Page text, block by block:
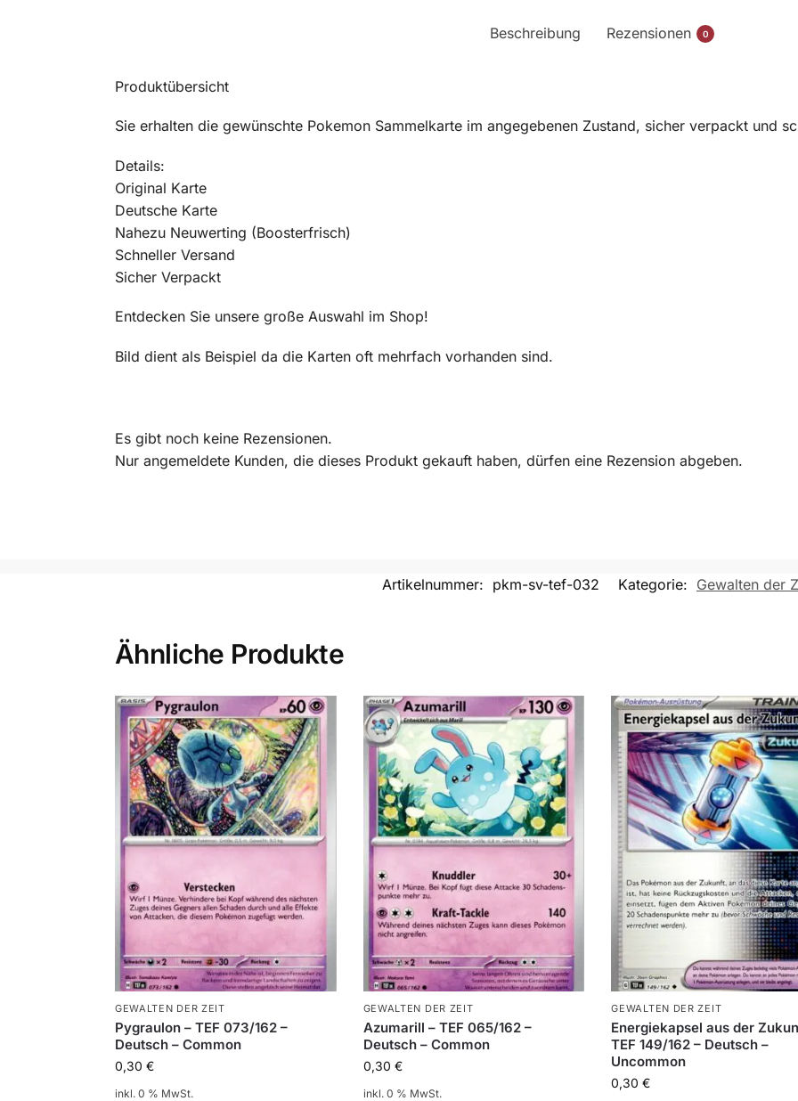
Beschreibung Rezensionen 0
Produktübersicht
Sie erhalten die gewünschte Pokemon Sammelkarte im angegebenen Zustand, sicher verpackt und
Details:
Original Karte
Deutsche Karte
Nahezu Neuwerting (Boosterfrisch)
Schneller Versand
Sicher Verpackt
Entdecken Sie unsere große Auswahl im Shop!
Bild dient als Beispiel da die Karten oft mehrfach vorhanden sind.
Es gibt noch keine Rezensionen.
Nur angemeldete Kunden, die dieses Produkt gekauft haben, dürfen eine Rezension abgeben.
Artikelnummer: pkm-sv-tef-032 Kategorie: Gewalten der
Ähnliche Produkte
GEWALTEN DER ZEIT
Pygraulon – TEF 073/162 –
Deutsch – Common
0,30 €
inkl. 0 % MwSt.
GEWALTEN DER ZEIT
Azumarill – TEF 065/162 –
Deutsch – Common
0,30 €
inkl. 0 % MwSt.
GEWALTEN DER ZEIT
Energiekapsel aus der
TEF 149/162 – Deutsch –
Uncommon
0,30€